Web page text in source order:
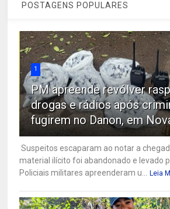
POSTAGENS POPULARES
1
PM apreende revólver
drogas e rádios após
fugirem no Danon, em
Suspeitos escaparam ao notar a
material ilícito foi abandonado e levado
Policiais militares apreenderam u...
Leia